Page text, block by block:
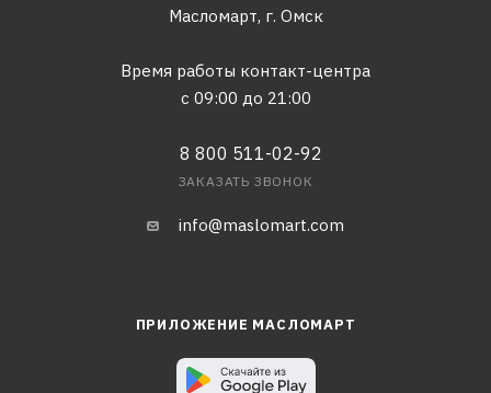
Масломарт, г. Омск
Время работы контакт-центра
с 09:00 до 21:00
8 800 511-02-92
ЗАКАЗАТЬ ЗВОНОК
info@maslomart.com
ПРИЛОЖЕНИЕ МАСЛОМАРТ